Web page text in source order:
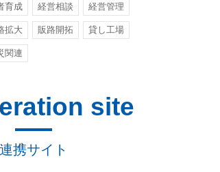
育成 経営相談 経営管理
拡大 販路開拓 貸し工場
関連
site
連携サイト